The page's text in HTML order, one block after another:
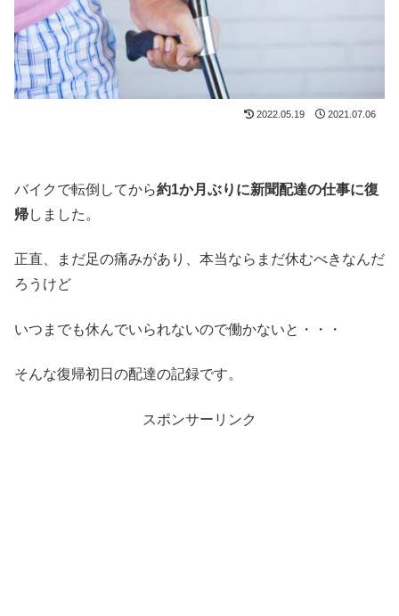
2022.05.19 2021.07.06
バイクで転倒してから約1か月ぶりに新聞配達の仕事に復
帰しました。
正直、まだ足の痛みがあり、本当ならまだ休むべきなんだ
ろうけど
いつまでも休んでいられないので働かないと・・・
そんな復帰初日の配達の記録です。
スポンサーリンク